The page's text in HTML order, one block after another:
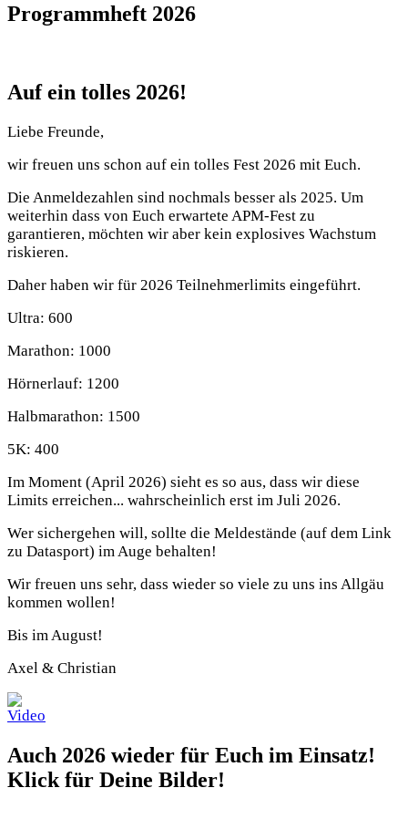
Programmheft 2026
Auf ein tolles 2026!
Liebe Freunde,
wir freuen uns schon auf ein tolles Fest 2026 mit Euch.
Die Anmeldezahlen sind nochmals besser als 2025. Um
weiterhin dass von Euch erwartete APM-Fest zu
garantieren, möchten wir aber kein explosives Wachstum
riskieren.
Daher haben wir für 2026 Teilnehmerlimits eingeführt.
Ultra: 600
Marathon: 1000
Hörnerlauf: 1200
Halbmarathon: 1500
5K: 400
Im Moment (April 2026) sieht es so aus, dass wir diese
Limits erreichen... wahrscheinlich erst im Juli 2026.
Wer sichergehen will, sollte die Meldestände (auf dem Link
zu Datasport) im Auge behalten!
Wir freuen uns sehr, dass wieder so viele zu uns ins Allgäu
kommen wollen!
Bis im August!
Axel & Christian
Auch 2026 wieder für Euch im Einsatz!
Klick für Deine Bilder!